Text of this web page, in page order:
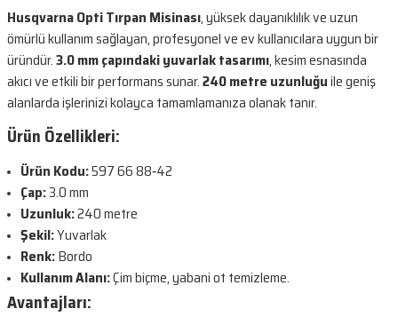
Husqvarna Opti Tırpan Misinası, yüksek dayanıklılık ve uzun
ömürlü kullanım sağlayan, profesyonel ve ev kullanıcılara uygun bir
üründür.3.0 mm çapındaki yuvarlak tasarımı, kesim esnasında
akıcı ve etkili bir performans sunar.240 metre uzunluğuile geniş
alanlarda işlerinizi kolayca tamamlamanıza olanak tanır.
Ürün Özellikleri:
Ürün Kodu:597 66 88‑42
Çap:3.0 mm
Uzunluk:240 metre
Şekil:Yuvarlak
Renk:Bordo
Kullanım Alanı:Çim biçme, yabani ot temizleme.
Avantajları: